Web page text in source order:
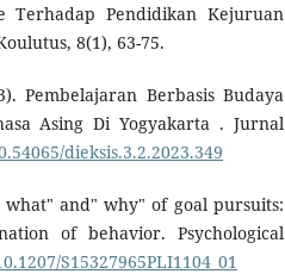
Terhadap Pendidikan Kejuruan
8(1), 63-75.
Pembelajaran Berbasis Budaya
Asing Di Yogyakarta . Jurnal
dieksis.3.2.2023.349
what" and" why" of goal pursuits:
of behavior. Psychological
S15327965PLI1104_01